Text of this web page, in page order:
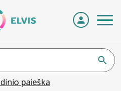
paieška